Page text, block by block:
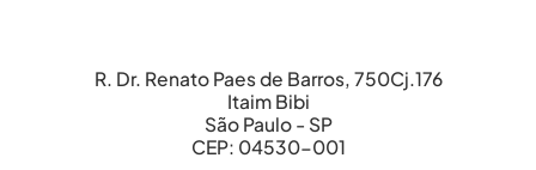
R. Dr. Renato Paes de Barros, 750Cj.176
Itaim Bibi
São Paulo - SP
CEP: 04530-001